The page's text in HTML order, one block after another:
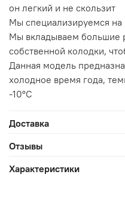
он легкий и не скользит
Мы специализируемся на
Мы вкладываем большие
собственной колодки,
Данная модель
холодное время года,
-10°C
Доставка
Отзывы
Характеристики